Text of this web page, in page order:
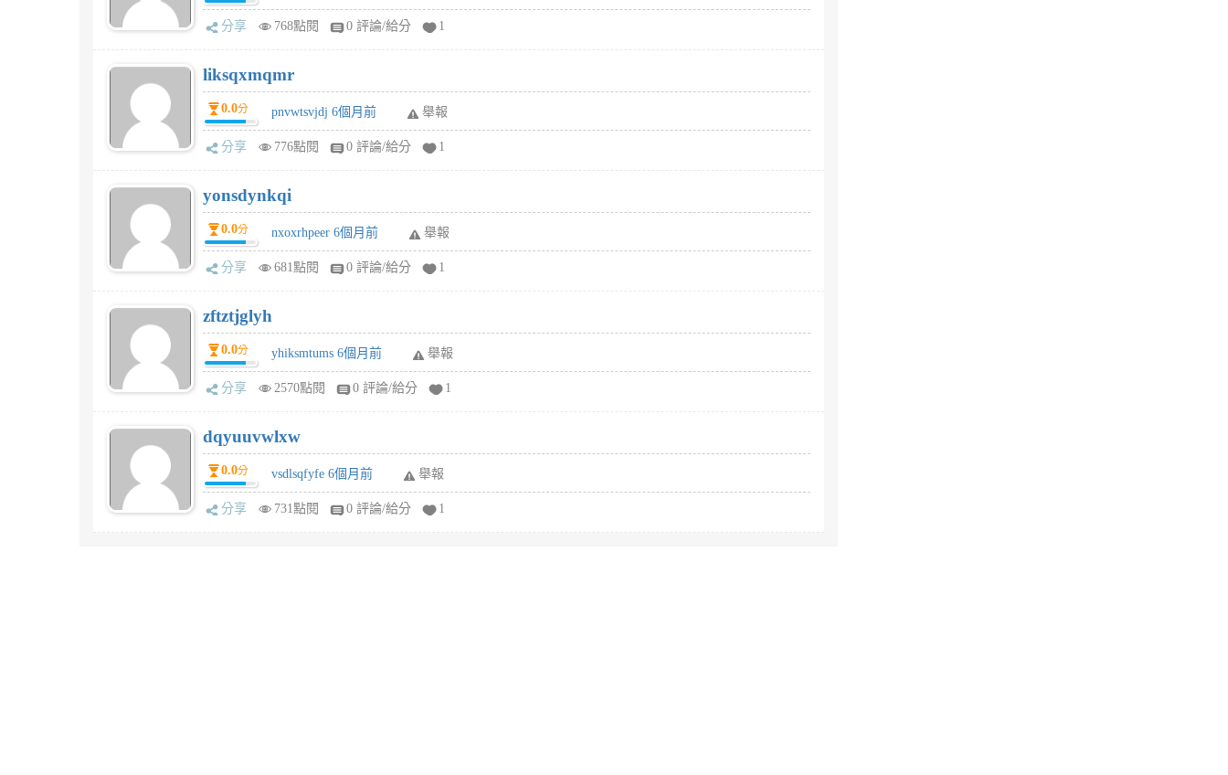
分享 768點閱 0 評論/給分 1
liksqxmqmr
0.0分 pnvwtsvjdj 6個月前 舉報
分享 776點閱 0 評論/給分 1
yonsdynkqi
0.0分 nxoxrhpeer 6個月前 舉報
分享 681點閱 0 評論/給分 1
zftztjglyh
0.0分 yhiksmtums 6個月前 舉報
分享 2570點閱 0 評論/給分 1
dqyuuvwlxw
0.0分 vsdlsqfyfe 6個月前 舉報
分享 731點閱 0 評論/給分 1